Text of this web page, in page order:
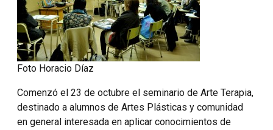
Foto Horacio Díaz
Comenzó el 23 de octubre el seminario de Arte Terapia,
destinado a alumnos de Artes Plásticas y comunidad
en general interesada en aplicar conocimientos de